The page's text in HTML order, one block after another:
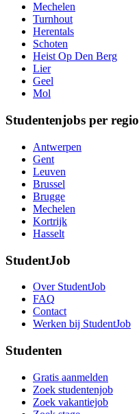
Mechelen
Turnhout
Herentals
Schoten
Heist Op Den Berg
Lier
Geel
Mol
Studentenjobs per regio
Antwerpen
Gent
Leuven
Brussel
Brugge
Mechelen
Kortrijk
Hasselt
StudentJob
Over StudentJob
FAQ
Contact
Werken bij StudentJob
Studenten
Gratis aanmelden
Zoek studentenjob
Zoek vakantiejob